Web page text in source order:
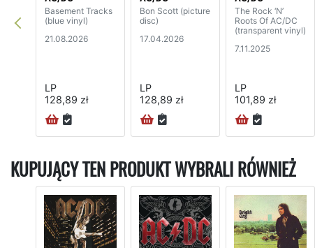
Basement Tracks
(blue vinyl)
21.08.2026
LP
128,89 zł
Bon Scott (picture
disc)
17.04.2026
LP
128,89 zł
The Rock ‘N’
Roots Of AC/DC
(transparent vinyl)
7.11.2025
LP
101,89 zł
KUPUJĄCY TEN PRODUKT WYBRALI RÓWNIEŻ